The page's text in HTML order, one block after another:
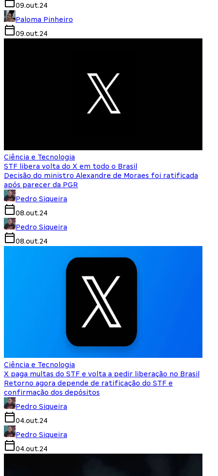
09.out.24
Paloma Pinheiro
09.out.24
Ciência e Tecnologia
STF libera volta do X em todo o Brasil
Decisão do ministro Alexandre de Moraes foi ratificada
após parecer da PGR
Pedro Siqueira
08.out.24
Pedro Siqueira
08.out.24
Ciência e Tecnologia
X paga multas do STF e volta a pedir liberação no Brasil
Retorno agora depende de ratificação do STF e
confirmação dos depósitos
Pedro Siqueira
04.out.24
Pedro Siqueira
04.out.24